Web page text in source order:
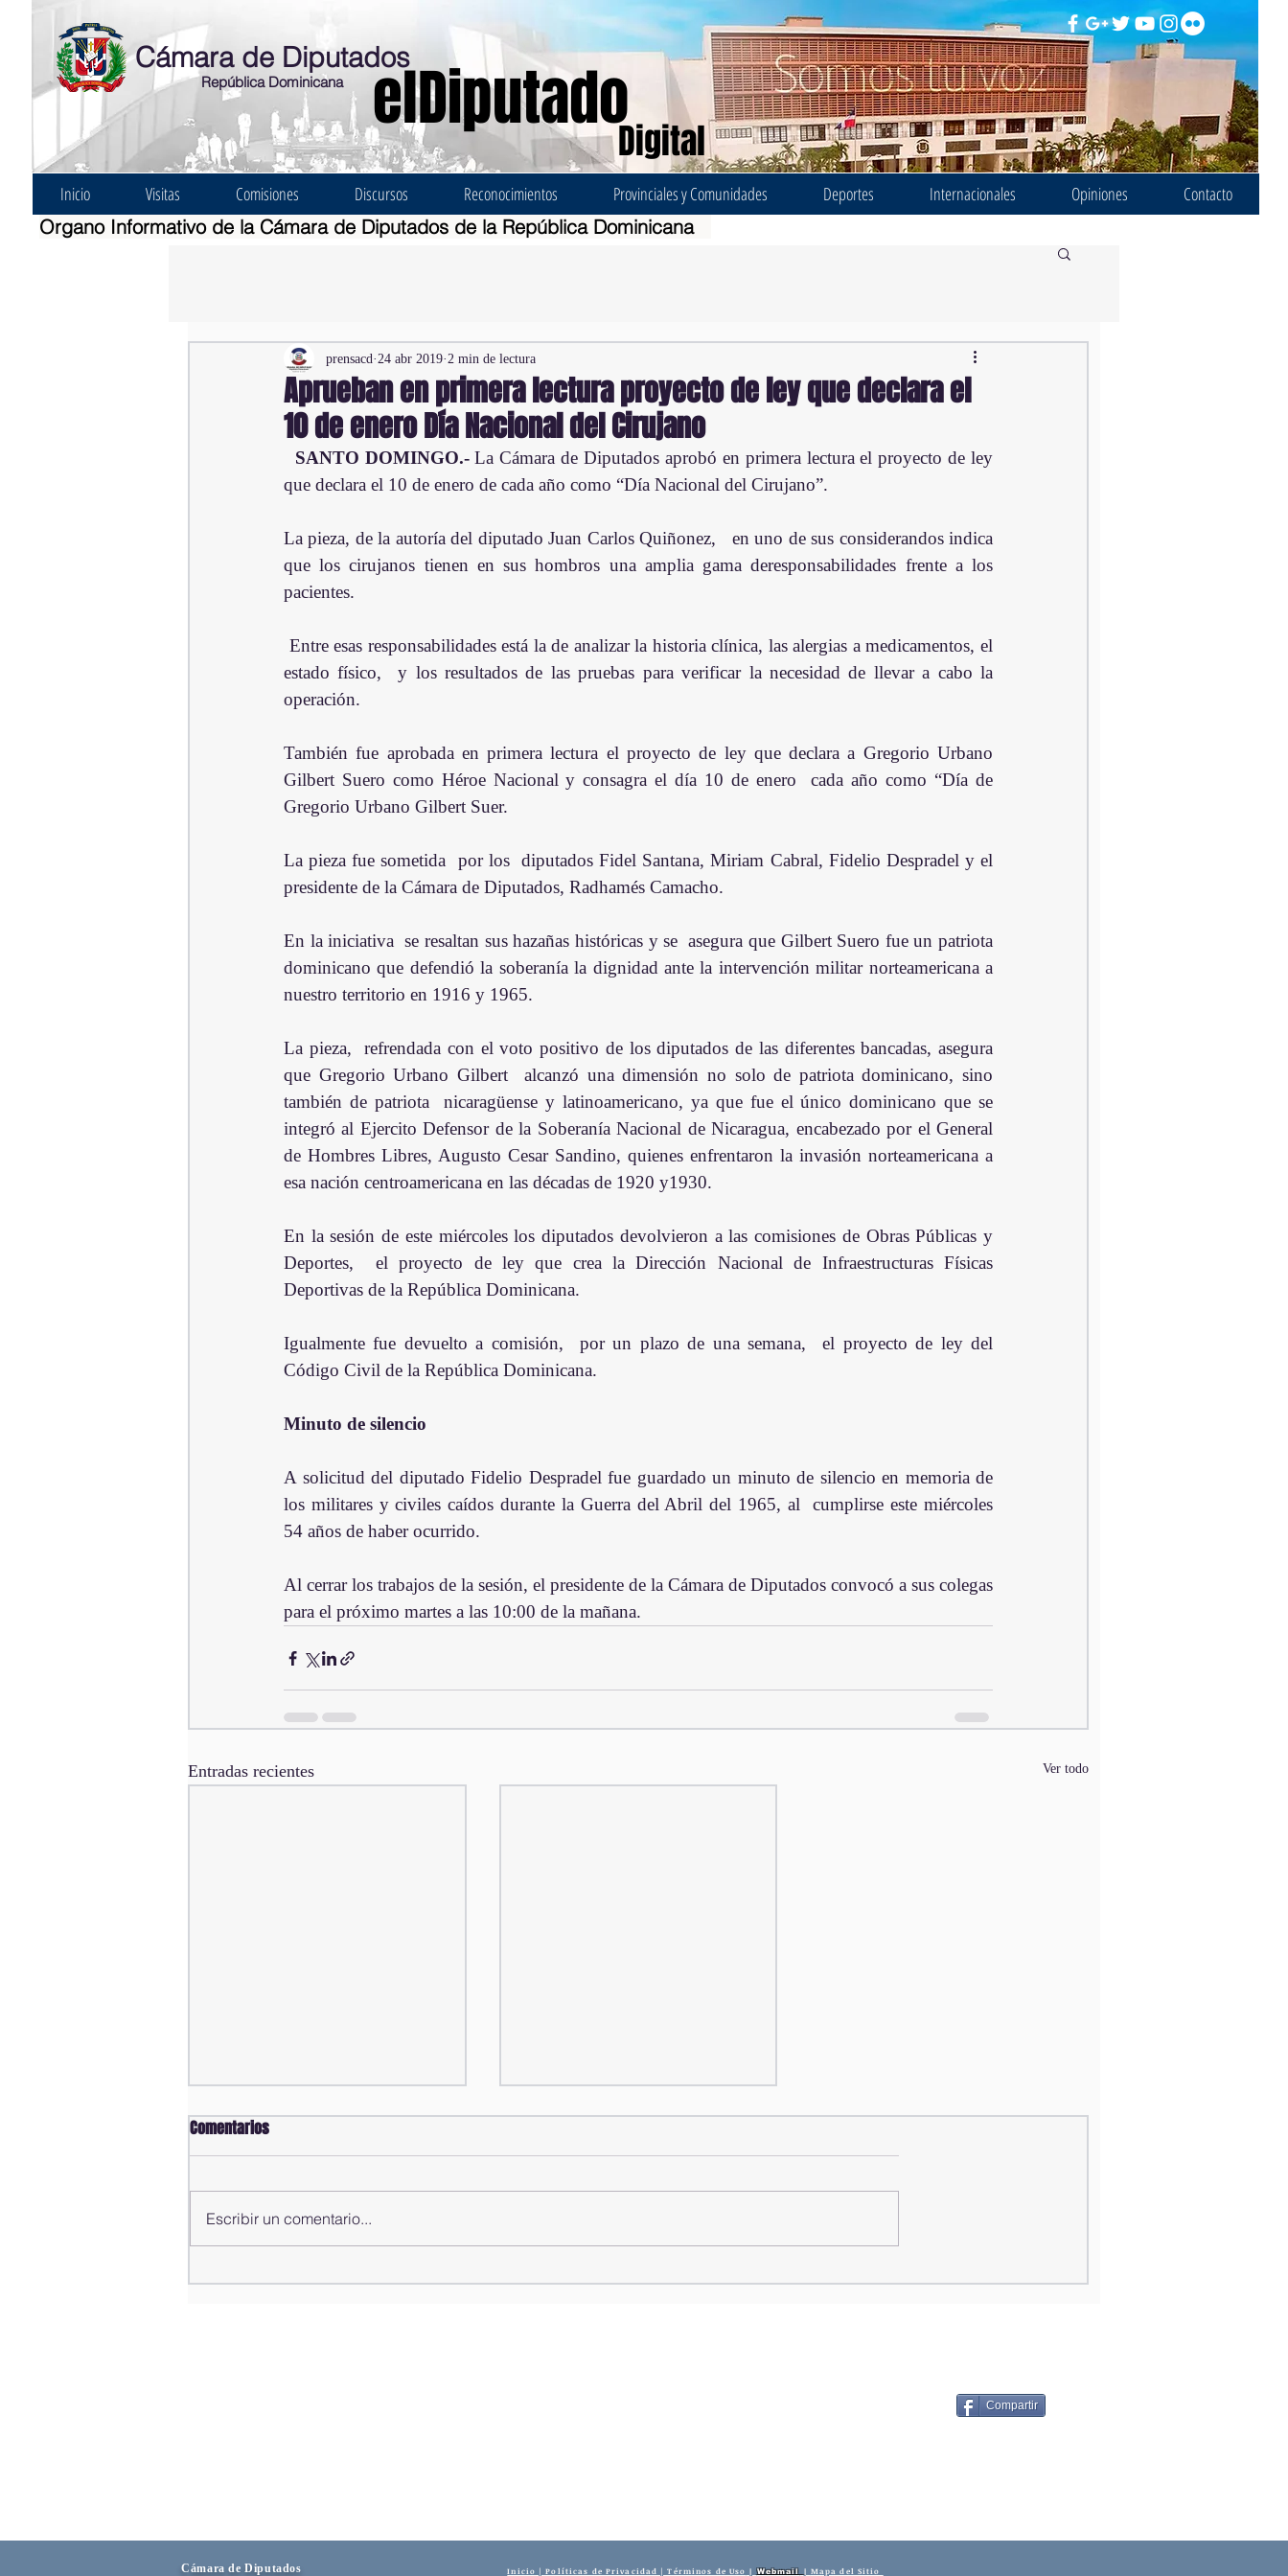
Digital
elDiputado
Cámara de Diputados
República Dominicana
Inicio Visitas Comisiones Discursos Reconocimientos Provinciales y Comunidades Deportes Internacionales Opiniones Contacto
Organo Informativo de la Cámara de Diputados de la República Dominicana
Aprueban en primera lectura proyecto de ley que declara el
10 de enero Día Nacional del Cirujano
prensacd 24 abr 2019 2 min de lectura
SANTO DOMINGO.- La Cámara de Diputados aprobó en primera lectura el proyecto de ley
que declara el 10 de enero de cada año como “Día Nacional del Cirujano”.
La pieza, de la autoría del diputado Juan Carlos Quiñonez,   en uno de sus considerandos indica
que los cirujanos tienen en sus hombros una amplia gama deresponsabilidades frente a los
pacientes.
estado físico,  y los resultados de las pruebas para verificar la necesidad de llevar a cabo la
operación.
También fue aprobada en primera lectura el proyecto de ley que declara a Gregorio Urbano
Gilbert Suero como Héroe Nacional y consagra el día 10 de enero  cada año como “Día de
Gregorio Urbano Gilbert Suer.
La pieza fue sometida  por los  diputados Fidel Santana, Miriam Cabral, Fidelio Despradel y el
presidente de la Cámara de Diputados, Radhamés Camacho.
En la iniciativa  se resaltan sus hazañas históricas y se  asegura que Gilbert Suero fue un patriota
dominicano que defendió la soberanía la dignidad ante la intervención militar norteamericana a
nuestro territorio en 1916 y 1965.
La pieza,  refrendada con el voto positivo de los diputados de las diferentes bancadas, asegura
que Gregorio Urbano Gilbert  alcanzó una dimensión no solo de patriota dominicano, sino
también de patriota  nicaragüense y latinoamericano, ya que fue el único dominicano que se
integró al Ejercito Defensor de la Soberanía Nacional de Nicaragua, encabezado por el General
de Hombres Libres, Augusto Cesar Sandino, quienes enfrentaron la invasión norteamericana a
esa nación centroamericana en las décadas de 1920 y1930.
En la sesión de este miércoles los diputados devolvieron a las comisiones de Obras Públicas y
Deportes,  el proyecto de ley que crea la Dirección Nacional de Infraestructuras Físicas
Deportivas de la República Dominicana.
Igualmente fue devuelto a comisión,  por un plazo de una semana,  el proyecto de ley del
Código Civil de la República Dominicana.
Minuto de silencio
A solicitud del diputado Fidelio Despradel fue guardado un minuto de silencio en memoria de
los militares y civiles caídos durante la Guerra del Abril del 1965, al  cumplirse este miércoles
54 años de haber ocurrido.
Al cerrar los trabajos de la sesión, el presidente de la Cámara de Diputados convocó a sus colegas
para el próximo martes a las 10:00 de la mañana.
Entradas recientes Ver todo
Comentarios
Escribir un comentario...
Compartir
Cámara de Diputados Inicio | Políticas de Privacidad | Términos de Uso |Webmail | Mapa del Sitio